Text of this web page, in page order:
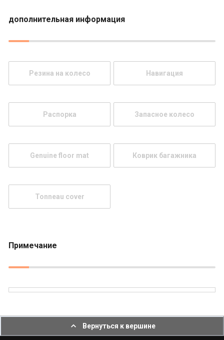
дополнительная информация
Резина на колесо Навигация
Распорка Запасное колесо
Genuine floor mat Коврик багажника
Tonneau cover
Примечание
Вернуться к вершине